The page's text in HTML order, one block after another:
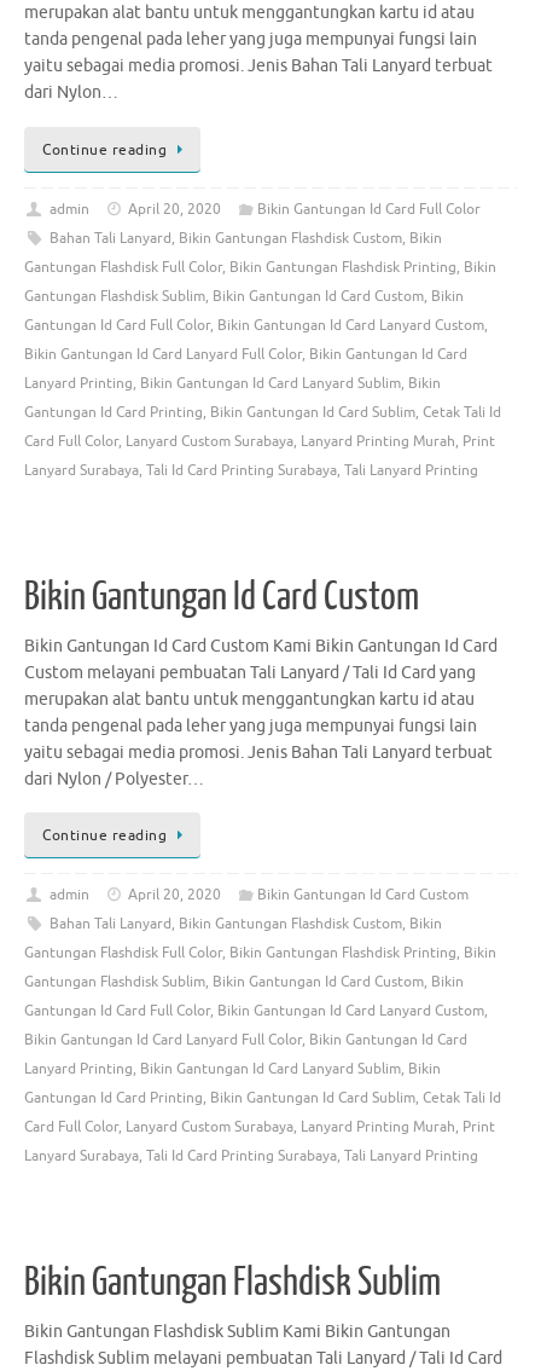
merupakan alat bantu untuk menggantungkan kartu id atau
tanda pengenal pada leher yang juga mempunyai fungsi lain
yaitu sebagai media promosi. Jenis Bahan Tali Lanyard terbuat
dari Nylon…
Continue reading
admin April 20, 2020
Bikin Gantungan Id Card Full Color
Bahan Tali Lanyard, Bikin Gantungan Flashdisk Custom, Bikin
Gantungan Flashdisk Full Color, Bikin Gantungan Flashdisk Printing, Bikin
Gantungan Flashdisk Sublim, Bikin Gantungan Id Card Custom, Bikin
Gantungan Id Card Full Color, Bikin Gantungan Id Card Lanyard Custom,
Bikin Gantungan Id Card Lanyard Full Color, Bikin Gantungan Id Card
Lanyard Printing, Bikin Gantungan Id Card Lanyard Sublim, Bikin
Gantungan Id Card Printing, Bikin Gantungan Id Card Sublim, Cetak Tali Id
Card Full Color, Lanyard Custom Surabaya, Lanyard Printing Murah, Print
Lanyard Surabaya, Tali Id Card Printing Surabaya, Tali Lanyard Printing
Bikin Gantungan Id Card Custom
Bikin Gantungan Id Card Custom Kami Bikin Gantungan Id Card
Custom melayani pembuatan Tali Lanyard / Tali Id Card yang
merupakan alat bantu untuk menggantungkan kartu id atau
tanda pengenal pada leher yang juga mempunyai fungsi lain
yaitu sebagai media promosi. Jenis Bahan Tali Lanyard terbuat
dari Nylon / Polyester…
Continue reading
admin April 20, 2020
Bikin Gantungan Id Card Custom
Bahan Tali Lanyard, Bikin Gantungan Flashdisk Custom, Bikin
Gantungan Flashdisk Full Color, Bikin Gantungan Flashdisk Printing, Bikin
Gantungan Flashdisk Sublim, Bikin Gantungan Id Card Custom, Bikin
Gantungan Id Card Full Color, Bikin Gantungan Id Card Lanyard Custom,
Bikin Gantungan Id Card Lanyard Full Color, Bikin Gantungan Id Card
Lanyard Printing, Bikin Gantungan Id Card Lanyard Sublim, Bikin
Gantungan Id Card Printing, Bikin Gantungan Id Card Sublim, Cetak Tali Id
Card Full Color, Lanyard Custom Surabaya, Lanyard Printing Murah, Print
Lanyard Surabaya, Tali Id Card Printing Surabaya, Tali Lanyard Printing
Bikin Gantungan Flashdisk Sublim
Bikin Gantungan Flashdisk Sublim Kami Bikin Gantungan
Flashdisk Sublim melayani pembuatan Tali Lanyard / Tali Id Card